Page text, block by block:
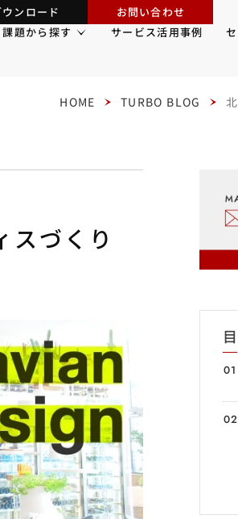
ンロード
お問い合わせ
課題から探す サービス活用事例
HOME TURBO BLOG
スづくり